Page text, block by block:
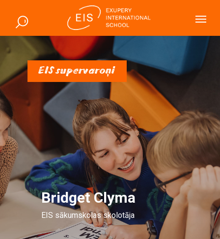
EIS sākumskolas skolotāja
Bridget Clyma
EIS supervaroņi